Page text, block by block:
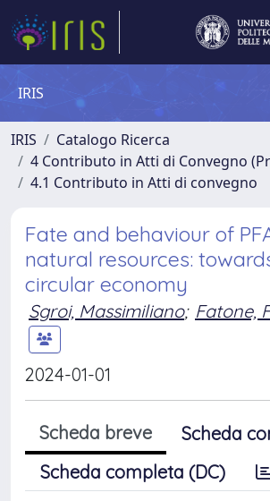
IRIS
IRIS
Catalogo Ricerca
4 Contributo in Atti di Convegno
4.1 Contributo in Atti di convegno
Fate and behaviour of
natural resources:
circular economy
Sgroi, Massimiliano; Fatone,
2024-01-01
Scheda breve
Scheda
Scheda completa (DC)